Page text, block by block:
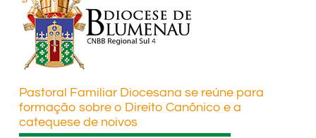
Pastoral Familiar Diocesana se reúne para
formação sobre o Direito Canônico e a
catequese de noivos